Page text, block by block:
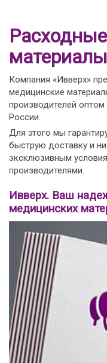
Компания «Ивверх»
медицинские
производителей
России.
Для этого мы
быструю доставку и
эксклюзивным
производителями.
Ивверх. Ваш
медицинских